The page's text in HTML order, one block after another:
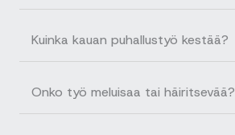
Kuinka kauan puhallustyö kestää?
Onko työ meluisaa tai häiritsevää?